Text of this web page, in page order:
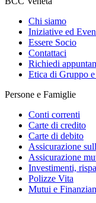
Chi siamo
Iniziative ed
Essere Socio
Contattaci
Richiedi
Etica di Gruppo
Persone e Famiglie
Conti correnti
Carte di credito
Carte di debito
Assicurazione
Assicurazione
Investimenti,
Polizze Vita
Mutui e